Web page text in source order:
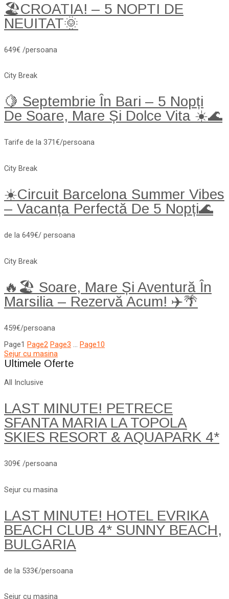
🏖️CROATIA! – 5 NOPTI DE
NEUITAT🌞
649€ /persoana
City Break
🍋 Septembrie În Bari – 5 Nopți
De Soare, Mare Și Dolce Vita ☀️🌊
Tarife de la 371€/persoana
City Break
☀️Circuit Barcelona Summer Vibes
– Vacanța Perfectă De 5 Nopți🌊
de la 649€/ persoana
City Break
🔥🏖️ Soare, Mare Și Aventură În
Marsilia – Rezervă Acum! ✈️🌴
459€/persoana
Page1 Page2 Page3 … Page10
Sejur cu masina
Ultimele Oferte
All Inclusive
LAST MINUTE! PETRECE
SFANTA MARIA LA TOPOLA
SKIES RESORT & AQUAPARK 4*
309€ /persoana
Sejur cu masina
LAST MINUTE! HOTEL EVRIKA
BEACH CLUB 4* SUNNY BEACH,
BULGARIA
de la 533€/persoana
Sejur cu masina